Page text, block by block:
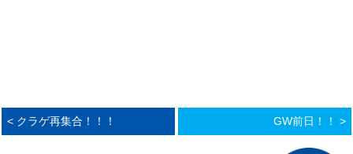
< クラゲ再集合！！！ GW前日！！ >